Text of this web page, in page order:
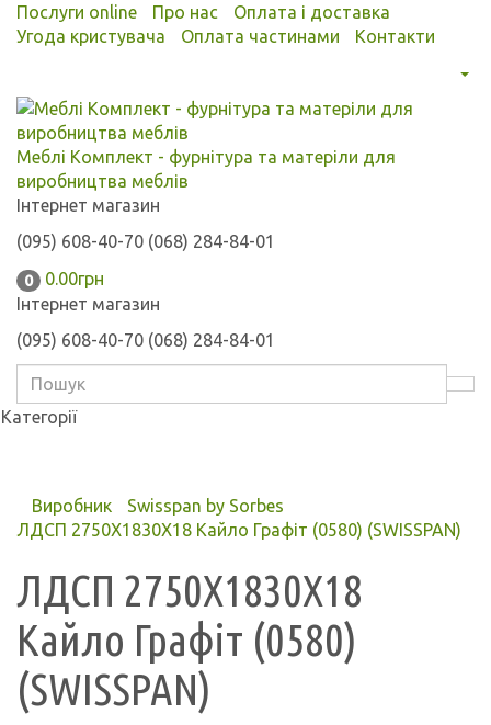
Послуги online Про нас
Оплата і доставка
Угода кристувача
Оплата частинами Контакти
Меблі Комплект - фурнітура та матеріли для
виробництва меблів
Інтернет магазин
(095) 608-40-70 (068) 284-84-01
0
0.00грн
Інтернет магазин
(095) 608-40-70 (068) 284-84-01
Категорії
Виробник
Swisspan by Sorbes
ЛДСП 2750X1830X18 Кайло Графіт (0580) (SWISSPAN)
ЛДСП 2750X1830X18
Кайло Графіт (0580)
(SWISSPAN)